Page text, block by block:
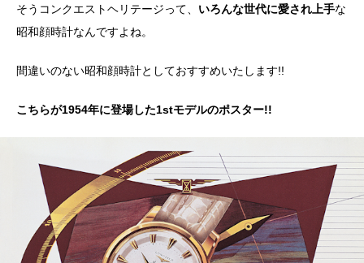
そうコンクエストヘリテージって、 いろんな世代に愛され上手な
昭和顔時計なんですよね。
間違いのない昭和顔時計としておすすめいたします!!
こちらが1954年に登場した1stモデルのポスター!!